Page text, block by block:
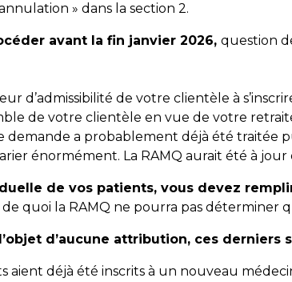
» dans la section 2.
avant la fin janvier 2026, question
d’admissibilité de votre clientèle à
de votre clientèle en vue de votre
a probablement déjà été traitée
énormément. La RAMQ aurait été à
de vos patients, vous devez
de quoi la RAMQ ne pourra pas déterminer
d’aucune attribution, ces
aient déjà été inscrits à un nouveau